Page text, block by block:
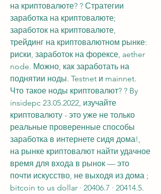
на криптовалюте? ? Стратегии
заработка на криптовалюте;
заработок на криптовалюте,
трейдинг на криптовалютном рынке:
риски, заработок на форексе, aether
node. Можно, как заработать на
поднятии ноды. Testnet и mainnet.
Что такое ноды криптовалют? ? By
insidepc 23.05.2022, изучайте
криптовалюту - это уже не только
реальные проверенные способы
заработка в интернете сидя дома!,
на рынке криптовалют найти удачное
время для входа в рынок — это
почти искусство, не выходя из дома ;
bitcoin to us dollar · 20406.7 · 20414.5.